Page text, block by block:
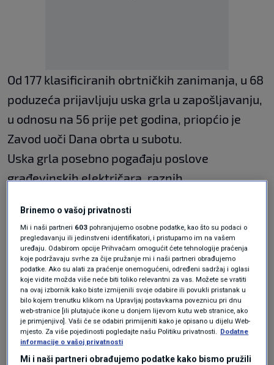
Od 177 klasificiranih obrtničkih zanimanja, u 68
poduzeća prijavljuju uska grla u zapošljavanju,
u odnosu na 56 prije pet godina, priopćio je
Zavod uoči Dana obrta u subotu.
Uska grla posebno pogađaju poslove
građevinskih električara, raznih
vodoinstalatera, servisera grijanja i
klimatizacije. Četiri petine nepopunjenih
radnih mjesta odnosi se na ove obrte, prenosi
Fenix magazin.
Iz zavoda navode da nastoje podupirati
obrtničke djelatnosti, primjerice sajmovima
edukacije ili zapošljavanja, kao i aktivnom
Brinemo o vašoj privatnosti
Mi i naši partneri 603 pohranjujemo osobne podatke, kao što su podaci o
pregledavanju ili jedinstveni identifikatori, i pristupamo im na vašem
uređaju. Odabirom opcije Prihvaćam omogućit ćete tehnologije praćenja
koje podržavaju svrhe za čije pružanje mi i naši partneri obrađujemo
podatke. Ako su alati za praćenje onemogućeni, određeni sadržaj i oglasi
koje vidite možda više neće biti toliko relevantni za vas. Možete se vratiti
na ovaj izbornik kako biste izmijenili svoje odabire ili povukli pristanak u
bilo kojem trenutku klikom na Upravljaj postavkama poveznicu pri dnu
web-stranice [ili plutajuće ikone u donjem lijevom kutu web stranice, ako
je primjenjivo]. Vaši će se odabiri primijeniti kako je opisano u dijelu Web-
mjesto. Za više pojedinosti pogledajte našu Politiku privatnosti. Dodatne
informacije o vašoj privatnosti
Mi i naši partneri obrađujemo podatke kako bismo pružili